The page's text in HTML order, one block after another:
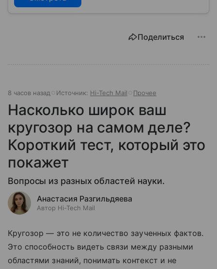
Поделиться
8 часов назад Источник: Hi-Tech Mail Прочее
Насколько широк ваш
кругозор на самом деле?
Короткий тест, который это
покажет
Вопросы из разных областей науки.
Анастасия Разгильдяева
Автор Hi-Tech Mail
Кругозор — это не количество заученных фактов.
Это способность видеть связи между разными
областями знаний, понимать контекст и не